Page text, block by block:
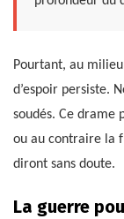
Pourtant, au
d’espoir persiste.
soudés. Ce
ou au contraire la
diront sans doute.
La guerre